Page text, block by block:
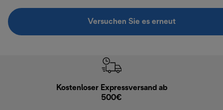
Versuchen Sie es erneut
Kostenloser Expressversand ab
500€